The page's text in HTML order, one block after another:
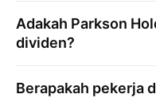
Adakah Parkson
dividen?
Berapakah pekerja